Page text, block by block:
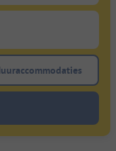
om te zoeken
Gebruik de